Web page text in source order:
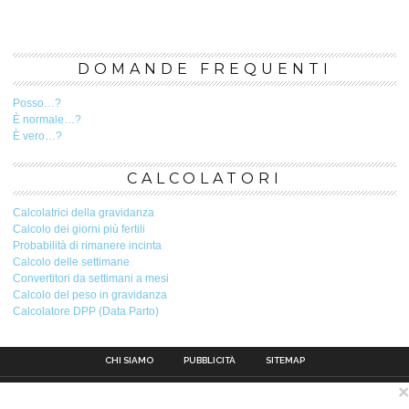
DOMANDE FREQUENTI
Posso…?
È normale…?
È vero…?
CALCOLATORI
Calcolatrici della gravidanza
Calcolo dei giorni più fertili
Probabilità di rimanere incinta
Calcolo delle settimane
Convertitori da settimani a mesi
Calcolo del peso in gravidanza
Calcolatore DPP (Data Parto)
CHI SIAMO PUBBLICITÀ SITEMAP
×